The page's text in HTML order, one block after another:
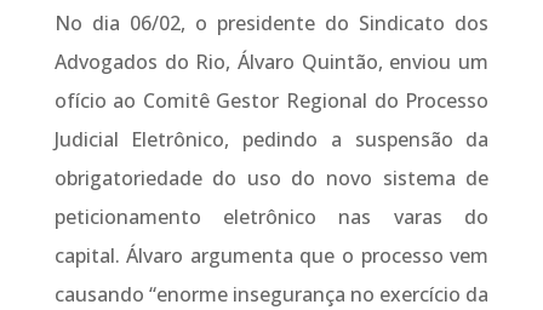
No dia 06/02, o presidente do Sindicato dos
Advogados do Rio, Álvaro Quintão, enviou um
ofício ao Comitê Gestor Regional do Processo
Judicial Eletrônico, pedindo a suspensão da
obrigatoriedade do uso do novo sistema de
peticionamento eletrônico nas varas do
capital. Álvaro argumenta que o processo vem
causando “enorme insegurança no exercício da